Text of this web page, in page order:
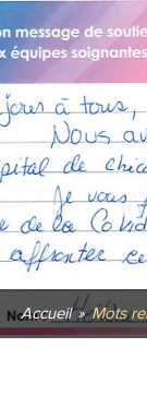
Accueil » Mots